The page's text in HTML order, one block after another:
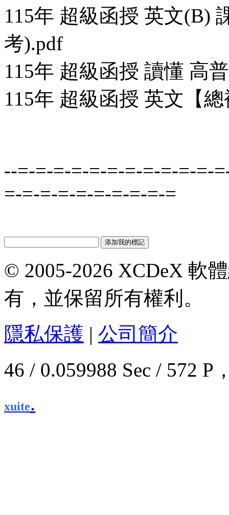
115年 超級函授 英文(B)
考).pdf
115年 超級函授 讀懂 高
115年 超級函授 英文【
--=-=-=-=-=-=-=-=-=-=-=-
=-=-=-=-=-=-=-=-=-=
© 2005-2026 XCDeX 軟
有，並保留所有權利。
隱私保護 | 公司簡介
46 / 0.059988 Sec / 572
xuite.